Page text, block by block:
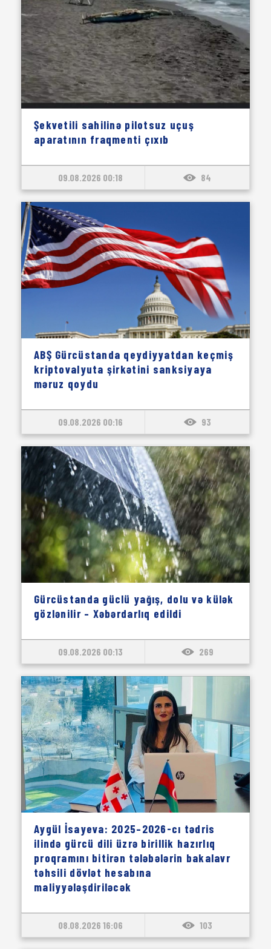
Şekvetili sahilinə pilotsuz uçuş
aparatının fraqmenti çıxıb
09.08.2026 00:18 84
ABŞ Gürcüstanda qeydiyyatdan keçmiş
kriptovalyuta şirkətini sanksiyaya
məruz qoydu
09.08.2026 00:16 93
Gürcüstanda güclü yağış, dolu və külək
gözlənilir – Xəbərdarlıq edildi
09.08.2026 00:13 269
Aygül İsayeva: 2025–2026-cı tədris
ilində gürcü dili üzrə birillik hazırlıq
proqramını bitirən tələbələrin bakalavr
təhsili dövlət hesabına
maliyyələşdiriləcək
08.08.2026 16:06 103